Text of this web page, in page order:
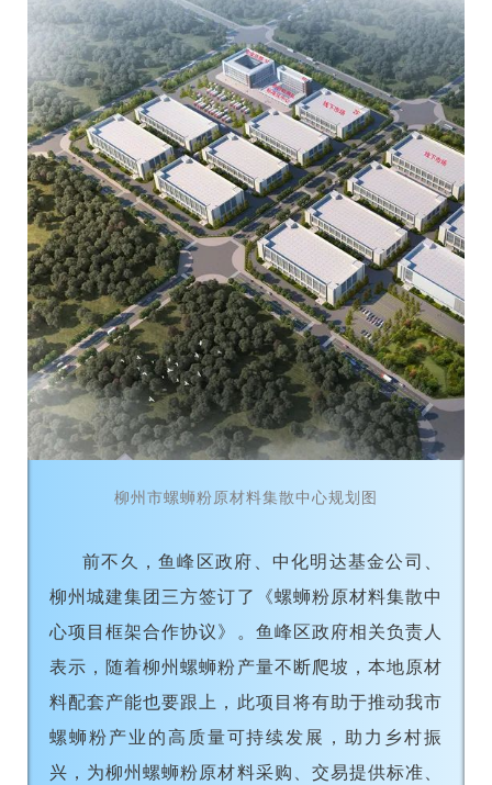
柳州市螺蛳粉原材料集散中心规划图
前不久，鱼峰区政府、中化明达基金公司、
柳州城建集团三方签订了《螺蛳粉原材料集散中
心项目框架合作协议》。鱼峰区政府相关负责人
表示，随着柳州螺蛳粉产量不断爬坡，本地原材
料配套产能也要跟上，此项目将有助于推动我市
螺蛳粉产业的高质量可持续发展，助力乡村振
兴，为柳州螺蛳粉原材料采购、交易提供标准、